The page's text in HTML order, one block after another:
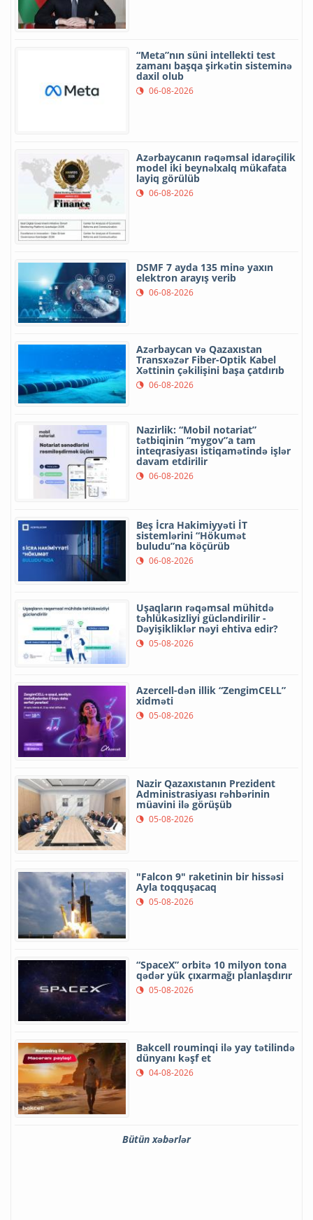
“Meta”nın süni intellekti test
zamanı başqa şirkətin sisteminə
daxil olub
06-08-2026
Azərbaycanın rəqəmsal idarəçilik
model iki beynəlxalq mükafata
layiq görülüb
06-08-2026
DSMF 7 ayda 135 minə yaxın
elektron arayış verib
06-08-2026
Azərbaycan və Qazaxıstan
Transxəzər Fiber-Optik Kabel
Xəttinin çəkilişini başa çatdırıb
06-08-2026
Nazirlik: “Mobil notariat”
tətbiqinin “mygov”a tam
inteqrasiyası istiqamətində işlər
davam etdirilir
06-08-2026
Beş İcra Hakimiyyəti İT
sistemlərini “Hökumət
buludu”na köçürüb
06-08-2026
Uşaqların rəqəmsal mühitdə
təhlükəsizliyi gücləndirilir -
Dəyişikliklər nəyi ehtiva edir?
05-08-2026
Azercell-dən illik “ZengimCELL”
xidməti
05-08-2026
Nazir Qazaxıstanın Prezident
Administrasiyası rəhbərinin
müavini ilə görüşüb
05-08-2026
"Falcon 9" raketinin bir hissəsi
Ayla toqquşacaq
05-08-2026
“SpaceX” orbitə 10 milyon tona
qədər yük çıxarmağı planlaşdırır
05-08-2026
Bakcell rouminqi ilə yay tətilində
dünyanı kəşf et
04-08-2026
Bütün xəbərlər